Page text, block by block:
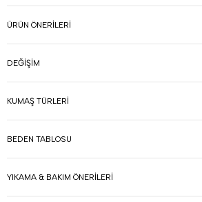
ÜRÜN ÖNERILERI
DEĞIŞIM
KUMAŞ TÜRLERI
BEDEN TABLOSU
YIKAMA & BAKIM ÖNERILERI